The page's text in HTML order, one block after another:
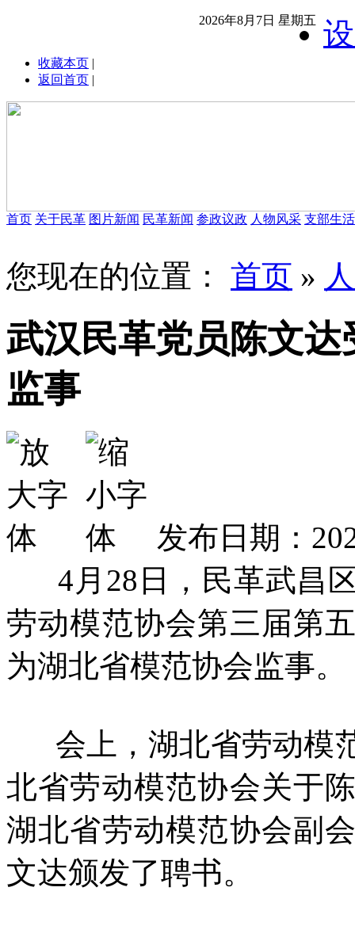
2026年8月7日 星期五
收藏本页 |
返回首页 |
首页 关于民革 图片新闻 民革新闻 参政议政 人物风采 支部生活
您现在的位置： 首页 »
武汉民革党员陈文
监事
发布日期：
4月28日，民革武昌
劳动模范协会第三届第
为湖北省模范协会监事。
会上，湖北省劳动模
北省劳动模范协会关于
湖北省劳动模范协会副
文达颁发了聘书。